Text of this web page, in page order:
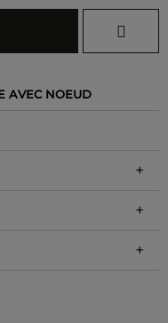
AVEC NOEUD
+
+
+